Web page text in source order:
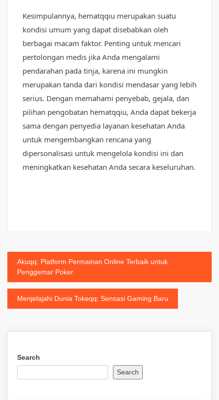
Kesimpulannya, hematqqiu merupakan suatu
kondisi umum yang dapat disebabkan oleh
berbagai macam faktor. Penting untuk mencari
pertolongan medis jika Anda mengalami
pendarahan pada tinja, karena ini mungkin
merupakan tanda dari kondisi mendasar yang lebih
serius. Dengan memahami penyebab, gejala, dan
pilihan pengobatan hematqqiu, Anda dapat bekerja
sama dengan penyedia layanan kesehatan Anda
untuk mengembangkan rencana yang
dipersonalisasi untuk mengelola kondisi ini dan
meningkatkan kesehatan Anda secara keseluruhan.
Post
navigation
Akuqq: Platform Permainan Online Terbaik untuk
Penggemar Poker
Menjelajahi Dunia Tokeqq: Sensasi Gaming Baru
Search
Search